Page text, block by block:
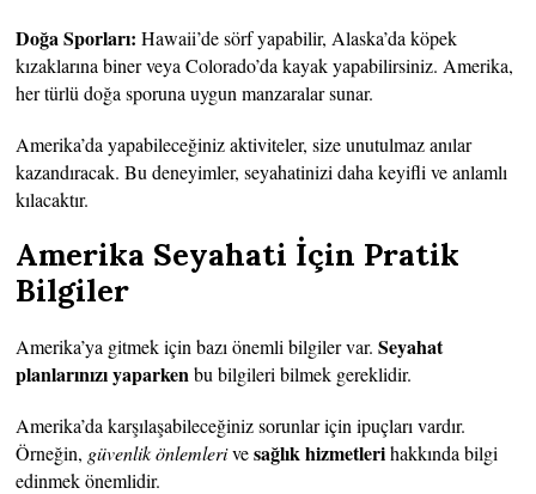
Doğa Sporları: Hawaii’de sörf yapabilir, Alaska’da köpek
kızaklarına biner veya Colorado’da kayak yapabilirsiniz. Amerika,
her türlü doğa sporuna uygun manzaralar sunar.
Amerika’da yapabileceğiniz aktiviteler, size unutulmaz anılar
kazandıracak. Bu deneyimler, seyahatinizi daha keyifli ve anlamlı
kılacaktır.
Amerika Seyahati İçin Pratik
Bilgiler
Amerika’ya gitmek için bazı önemli bilgiler var.Seyahat
planlarınızı yaparkenbu bilgileri bilmek gereklidir.
Amerika’da karşılaşabileceğiniz sorunlar için ipuçları vardır.
Örneğin, güvenlik önlemlerivesağlık hizmetlerihakkında bilgi
edinmek önemlidir.